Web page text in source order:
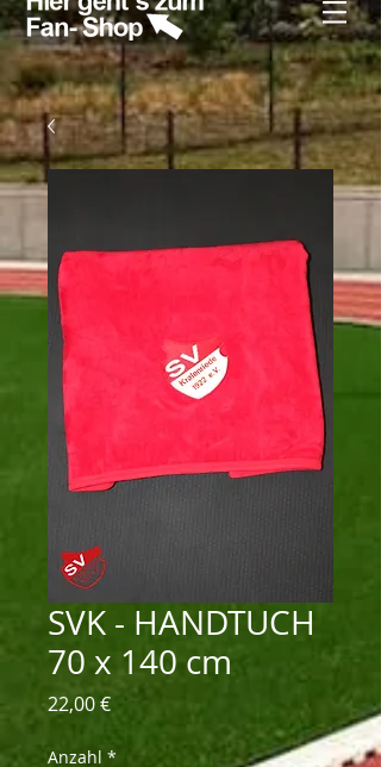
SVK - HANDTUCH
70 x 140 cm
22,00 €Preis
Anzahl *